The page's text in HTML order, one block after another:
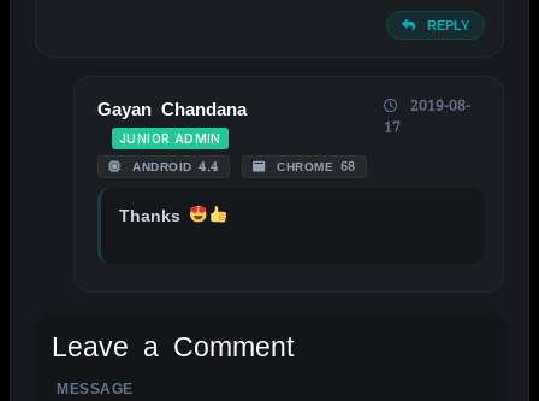
REPLY
Gayan Chandana
JUNIOR ADMIN
ANDROID 4.4 CHROME 68
2019-08-
17
Thanks
Leave a Comment
MESSAGE
ALTERNATIVE: